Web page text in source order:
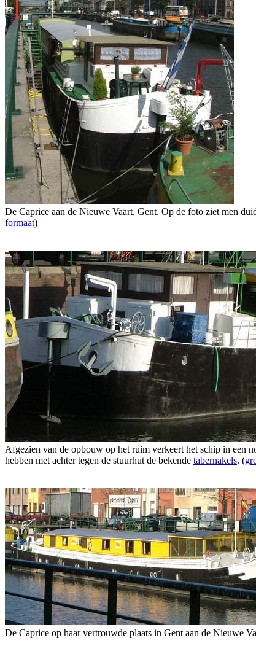
De Caprice aan de Nieuwe Vaart, Gent. Op de foto ziet men
formaat)
Afgezien van de opbouw op het ruim verkeert het schip in een
hebben met achter tegen de stuurhut de bekende tabernakels. (
De Caprice op haar vertrouwde plaats in Gent aan de Nieuwe